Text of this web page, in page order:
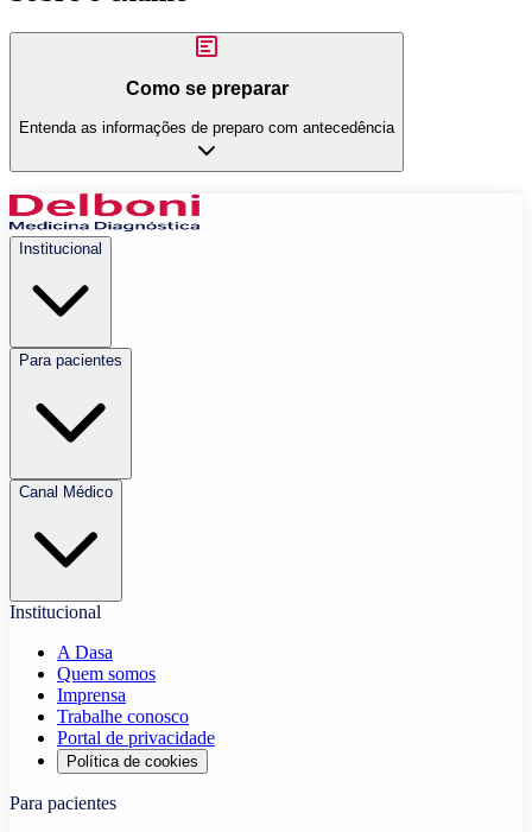
Como se preparar
Entenda as informações de preparo com antecedência
Institucional
Para pacientes
Canal Médico
Institucional
A Dasa
Quem somos
Imprensa
Trabalhe conosco
Portal de privacidade
Política de cookies
Para pacientes